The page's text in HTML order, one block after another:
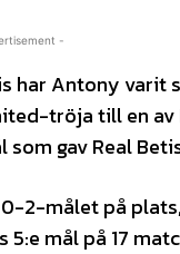
-
har Antony
tröja till en
gav Real
2-målet på
mål på 17